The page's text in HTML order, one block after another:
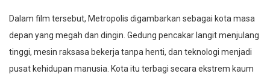
Dalam film tersebut, Metropolis digambarkan sebagai kota masa
depan yang megah dan dingin. Gedung pencakar langit menjulang
tinggi, mesin raksasa bekerja tanpa henti, dan teknologi menjadi
pusat kehidupan manusia. Kota itu terbagi secara ekstrem kaum